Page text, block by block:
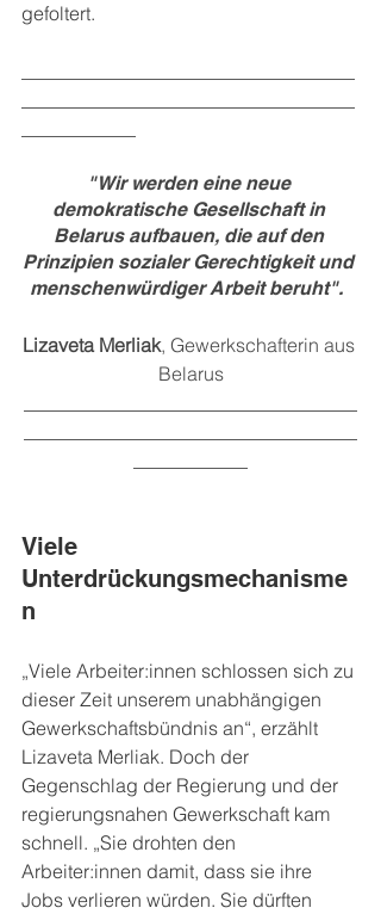
gefoltert.
"Wir werden eine neue
demokratische Gesellschaft in
Belarus aufbauen, die auf den
Prinzipien sozialer Gerechtigkeit und
menschenwürdiger Arbeit beruht".
Lizaveta Merliak, Gewerkschafterin aus
Belarus
Viele
Unterdrückungsmechanisme
n
„Viele Arbeiter:innen schlossen sich zu
dieser Zeit unserem unabhängigen
Gewerkschaftsbündnis an“, erzählt
Lizaveta Merliak. Doch der
Gegenschlag der Regierung und der
regierungsnahen Gewerkschaft kam
schnell. „Sie drohten den
Arbeiter:innen damit, dass sie ihre
Jobs verlieren würden. Sie dürften